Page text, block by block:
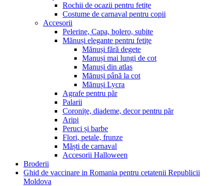
Rochii de ocazii pentru fetițe
Costume de carnaval pentru copii
Accesorii
Pelerine, Capa, bolero, subite
Mănuși elegante pentru fetițe
Mănuși fără degete
Manuși mai lungi de cot
Manuși din atlas
Mănuși până la cot
Mănuși Lycra
Agrafe pentru păr
Palarii
Coronițe, diademe, decor pentru păr
Aripi
Peruci și barbe
Flori, petale, frunze
Măști de carnaval
Accesorii Halloween
Broderii
Ghid de vaccinare in Romania pentru cetatenii Republicii
Moldova